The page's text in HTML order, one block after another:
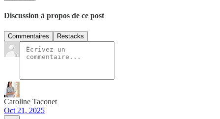
Discussion à propos de ce post
Commentaires Restacks
Caroline Taconet
Oct 21, 2025